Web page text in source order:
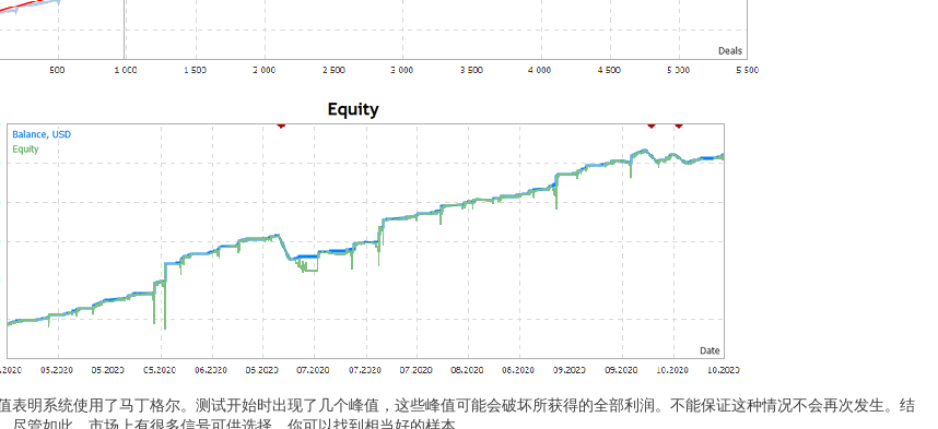
表明系统使用了马丁格尔。测试开始时出现了几个峰值，这些峰值可能会破坏所获得的全部利润。不能保证这种情况不会再次发生。结